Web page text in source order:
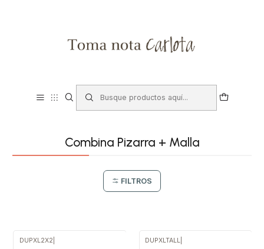
Combina Pizarra + Malla
FILTROS
DUPXL2X2 DUPXLTALL